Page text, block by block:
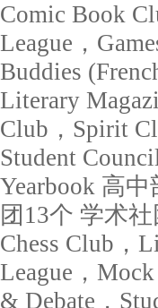
Comic Book
League，
Buddies
Literary
Club，Spirit
Student
Yearbook 高
团13个 学术
Chess Club，
League，
& Debate，